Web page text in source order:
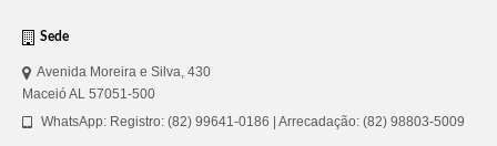
Sede
Avenida Moreira e Silva, 430
Maceió AL 57051-500
WhatsApp: Registro: (82) 99641-0186 | Arrecadação: (82) 98803-5009